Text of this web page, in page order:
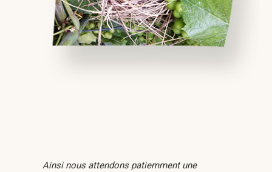
Ainsi nous attendons patiemment une